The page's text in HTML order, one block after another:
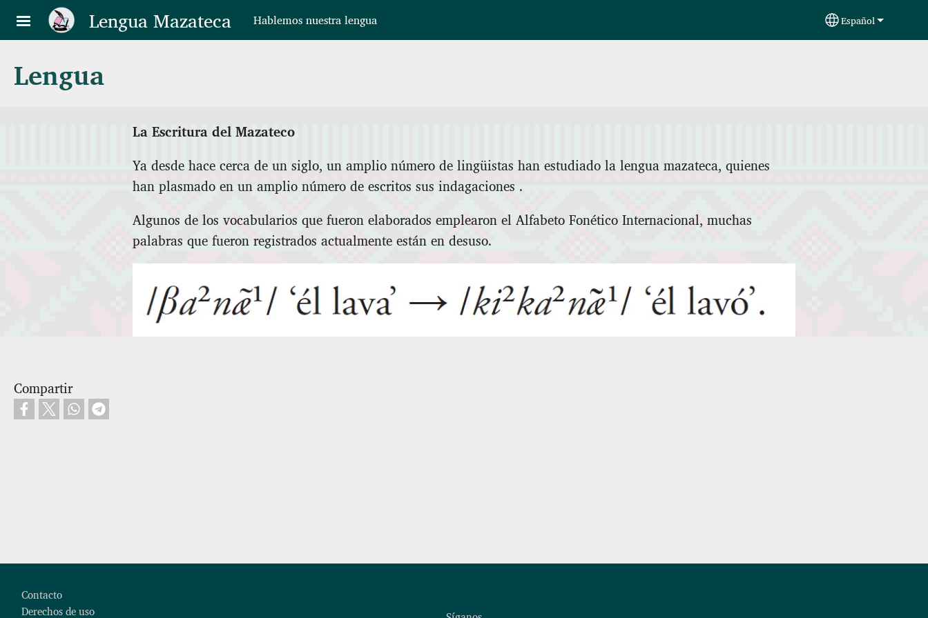
Pasar al contenido principalLengua Mazateca Hablemos nuestra lengua Select your
Español
Lengua
La Escritura del Mazateco
Ya desde hace cerca de un siglo, un amplio número de lingüistas han estudiado la lengua mazateca, quienes
han plasmado en un amplio número de escritos sus indagaciones .
Algunos de los vocabularios que fueron elaborados emplearon el Alfabeto Fonético Internacional, muchas
palabras que fueron registrados actualmente están en desuso.
Compartir
Contacto
Derechos de uso